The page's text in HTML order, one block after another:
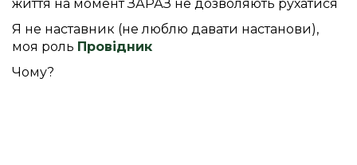
життя на момент ЗАРАЗ не дозволяють рухатися
Я не наставник (не люблю давати настанови),
моя роль Провідник
Чому?